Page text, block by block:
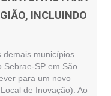
INCLUINDO
demais municípios
Sebrae-SP em São
para um novo
de Inovação). Ao